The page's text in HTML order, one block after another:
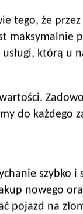
tego, że
maksymalnie
którą u
do każdego
szybko
nowego
pojazd na